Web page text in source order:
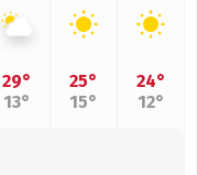
29°
13°
25°
15°
24°
12°